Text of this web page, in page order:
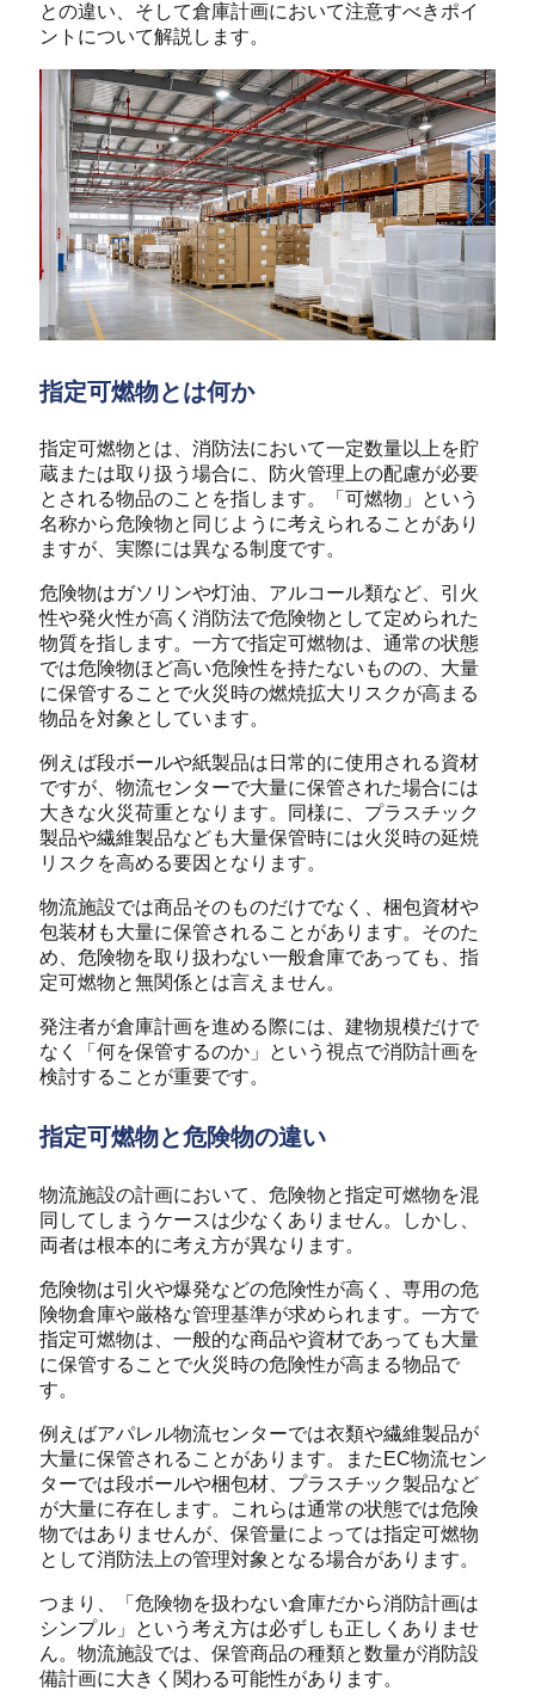
との違い、そして倉庫計画において注意すべきポイ
ントについて解説します。
指定可燃物とは何か
指定可燃物とは、消防法において一定数量以上を貯
蔵または取り扱う場合に、防火管理上の配慮が必要
とされる物品のことを指します。
「可燃物」という
名称から危険物と同じように考えられることがあり
ますが、実際には異なる制度です。
危険物はガソリンや灯油、アルコール類など、引火
性や発火性が高く消防法で危険物として定められた
物質を指します。一方で指定可燃物は、通常の状態
では危険物ほど高い危険性を持たないものの、大量
に保管することで火災時の燃焼拡大リスクが高まる
物品を対象としています。
例えば段ボールや紙製品は日常的に使用される資材
ですが、物流センターで大量に保管された場合には
大きな火災荷重となります。同様に、プラスチック
製品や繊維製品なども大量保管時には火災時の延焼
リスクを高める要因となります。
物流施設では商品そのものだけでなく、梱包資材や
包装材も大量に保管されることがあります。そのた
め、危険物を取り扱わない一般倉庫であっても、指
定可燃物と無関係とは言えません。
発注者が倉庫計画を進める際には、建物規模だけで
なく「何を保管するのか」という視点で消防計画を
検討することが重要です。
指定可燃物と危険物の違い
物流施設の計画において、危険物と指定可燃物を混
同してしまうケースは少なくありません。しかし、
両者は根本的に考え方が異なります。
危険物は引火や爆発などの危険性が高く、専用の危
険物倉庫や厳格な管理基準が求められます。一方で
指定可燃物は、一般的な商品や資材であっても大量
に保管することで火災時の危険性が高まる物品で
す。
例えばアパレル物流センターでは衣類や繊維製品が
大量に保管されることがあります。またEC物流セン
ターでは段ボールや梱包材、プラスチック製品など
が大量に存在します。これらは通常の状態では危険
物ではありませんが、保管量によっては指定可燃物
として消防法上の管理対象となる場合があります。
つまり、「危険物を扱わない倉庫だから消防計画は
シンプル」という考え方は必ずしも正しくありませ
ん。物流施設では、保管商品の種類と数量が消防設
備計画に大きく関わる可能性があります。